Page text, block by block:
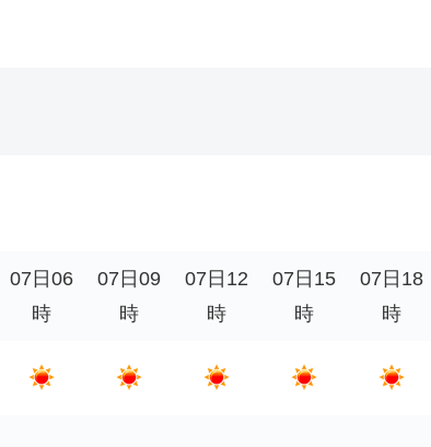
07日06
時
07日09
時
07日12
時
07日15
時
07日18
時